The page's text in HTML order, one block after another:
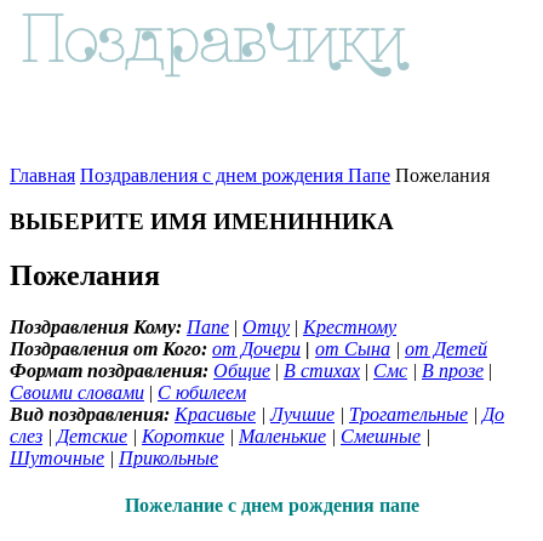
Главная Поздравления с днем рождения Папе Пожелания
ВЫБЕРИТЕ ИМЯ ИМЕНИННИКА
Пожелания
Поздравления Кому: Папе | Отцу | Крестному
Поздравления от Кого: от Дочери | от Сына | от Детей
Формат поздравления: Общие | В стихах | Смс | В прозе |
Своими словами | С юбилеем
Вид поздравления: Красивые |Лучшие | Трогательные | До
слез | Детские | Короткие | Маленькие | Смешные |
Шуточные | Прикольные
Пожелание с днем рождения папе